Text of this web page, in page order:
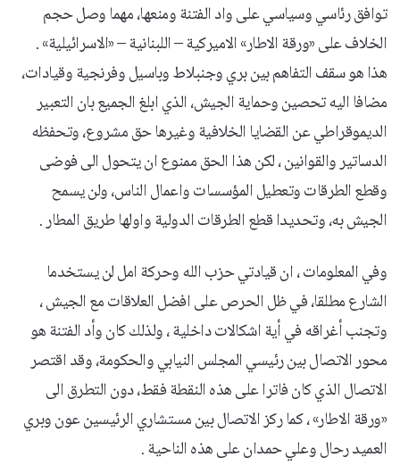
توافق رئاسي وسياسي على واد الفتنة ومنعها، مهما وصل حجم
الخلاف على «ورقة الاطار» الاميركية – اللبنانية – «الاسرائيلية» .
هذا هو سقف التفاهم بين بري وجنبلاط وباسيل وفرنجية وقيادات،
مضافا اليه تحصين وحماية الجيش، الذي ابلغ الجميع بان التعبير
الديموقراطي عن القضايا الخلافية وغيرها حق مشروع، وتحفظه
الدساتير والقوانين ، لكن هذا الحق ممنوع ان يتحول الى فوضى
وقطع الطرقات وتعطيل المؤسسات واعمال الناس، ولن يسمح
الجيش به، وتحديدا قطع الطرقات الدولية واولها طريق المطار .
وفي المعلومات ، ان قيادتي حزب الله وحركة امل لن يستخدما
الشارع مطلقا، في ظل الحرص على افضل العلاقات مع الجيش ،
وتجنب أغراقه في أية اشكالات داخلية ، ولذلك كان وأد الفتنة هو
محور الاتصال بين رئيسي المجلس النيابي والحكومة، وقد اقتصر
الاتصال الذي كان فاترا على هذه النقطة فقط، دون التطرق الى
«ورقة الاطار» ، كما ركز الاتصال بين مستشاري الرئيسين عون وبري
العميد رحال وعلي حمدان على هذه الناحية .